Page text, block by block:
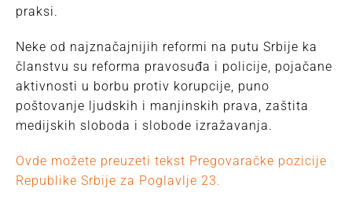
praksi.
Neke od najznačajnijih reformi na putu Srbije ka
članstvu su reforma pravosuđa i policije, pojačane
aktivnosti u borbu protiv korupcije, puno
poštovanje ljudskih i manjinskih prava, zaštita
medijskih sloboda i slobode izražavanja.
Ovde možete preuzeti tekst Pregovaračke pozicije
Republike Srbije za Poglavlje 23.